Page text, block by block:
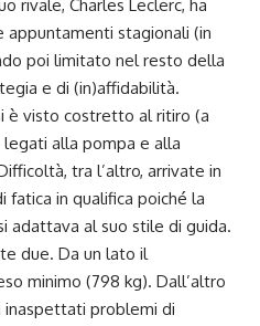
rivale, Charles Leclerc, ha
stagionali (in
poi limitato nel resto della
e di (in)affidabilità.
è visto costretto al ritiro (a
legati alla pompa e alla
tra l’altro, arrivate in
fatica in qualifica poiché la
adattava al suo stile di guida.
due. Da un lato il
minimo (798 kg). Dall’altro
problemi di